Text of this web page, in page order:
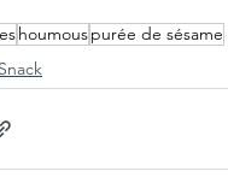
houmouspurée de sésame
Snack